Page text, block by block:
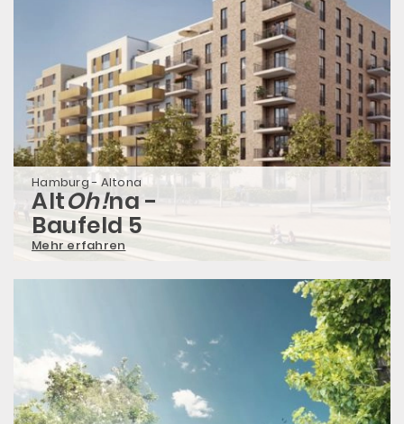
Hamburg - Altona
AltOh!na -
Baufeld 5
Mehr erfahren